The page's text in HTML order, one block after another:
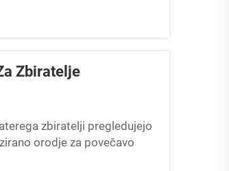
Zbiratelje
zbiratelji pregledujejo
orodje za povečavo
avtentičnosti, ki so s